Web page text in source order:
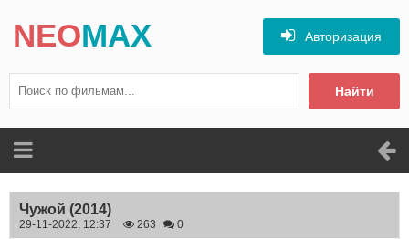
NEOMAX
Найти
Авторизация
Чужой (2014)
29-11-2022, 12:37 263 0